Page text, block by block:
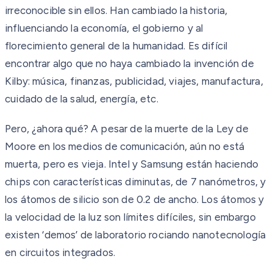
irreconocible sin ellos. Han cambiado la historia,
influenciando la economía, el gobierno y al
florecimiento general de la humanidad. Es difícil
encontrar algo que no haya cambiado la invención de
Kilby: música, finanzas, publicidad, viajes, manufactura,
cuidado de la salud, energía, etc.
Pero, ¿ahora qué? A pesar de la muerte de la Ley de
Moore en los medios de comunicación, aún no está
muerta, pero es vieja. Intel y Samsung están haciendo
chips con características diminutas, de 7 nanómetros, y
los átomos de silicio son de 0.2 de ancho. Los átomos y
la velocidad de la luz son límites difíciles, sin embargo
existen ‘demos’ de laboratorio rociando nanotecnología
en circuitos integrados.